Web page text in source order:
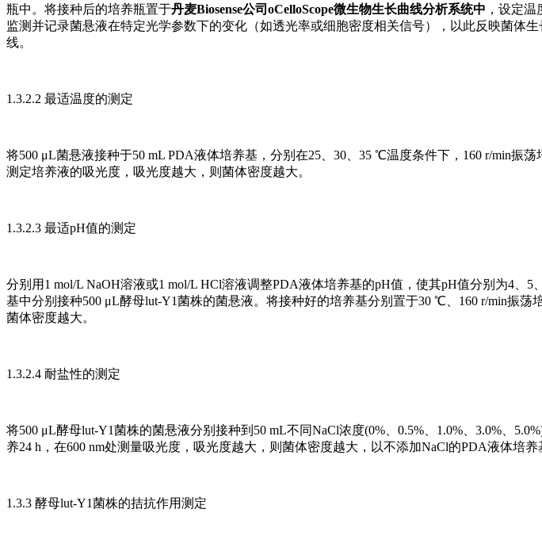
瓶中。将接种后的培养瓶置于丹麦Biosense公司oCelloScope微生物生长曲线分析系统中 ，设定
监测并记录菌悬液在特定光学参数下的变化（如透光率或细胞密度相关信号），以此反映菌体
线。
1.3.2.2 最适温度的测定
将500 μL菌悬液接种于50 mL PDA液体培养基，分别在25、30、35 ℃温度条件下，160 r/min振
测定培养液的吸光度，吸光度越大，则菌体密度越大。
1.3.2.3 最适pH值的测定
分别用1 mol/L NaOH溶液或1 mol/L HCl溶液调整PDA液体培养基的pH值，使其pH值分别为4、5
基中分别接种500 μL酵母lut-Y1菌株的菌悬液。将接种好的培养基分别置于30 ℃、160 r/min振荡
菌体密度越大。
1.3.2.4 耐盐性的测定
将500 μL酵母lut-Y1菌株的菌悬液分别接种到50 mL不同NaCl浓度(0%、0.5%、1.0%、3.0%、
养24 h，在600 nm处测量吸光度，吸光度越大，则菌体密度越大，以不添加NaCl的PDA液体培养
1.3.3 酵母lut-Y1菌株的拮抗作用测定